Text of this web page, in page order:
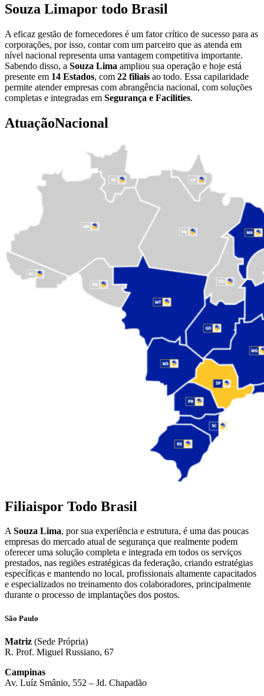
Souza Limapor todo Brasil
A eficaz gestão de fornecedores é um fator crítico de sucesso para as
corporações, por isso, contar com um parceiro que as atenda em
nível nacional representa uma vantagem competitiva importante.
Sabendo disso, a Souza Lima ampliou sua operação e hoje está
presente em 14 Estados, com 22 filiais ao todo. Essa capilaridade
permite atender empresas com abrangência nacional, com soluções
completas e integradas em Segurança e Facilities.
AtuaçãoNacional
Filiaispor Todo Brasil
ASouza Lima, por sua experiência e estrutura, é uma das poucas
empresas do mercado atual de segurança que realmente podem
oferecer uma solução completa e integrada em todos os serviços
prestados, nas regiões estratégicas da federação, criando estratégias
específicas e mantendo no local, profissionais altamente capacitados
e especializados no treinamento dos colaboradores, principalmente
durante o processo de implantações dos postos.
São Paulo
Matriz (Sede Própria)
R. Prof. Miguel Russiano, 67
Campinas
Av. Luíz Smânio, 552 – Jd. Chapadão